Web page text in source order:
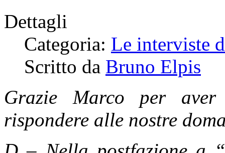
Dettagli
Categoria: Le interviste
Scritto da Bruno Elpis
Grazie Marco per
rispondere alle nostre